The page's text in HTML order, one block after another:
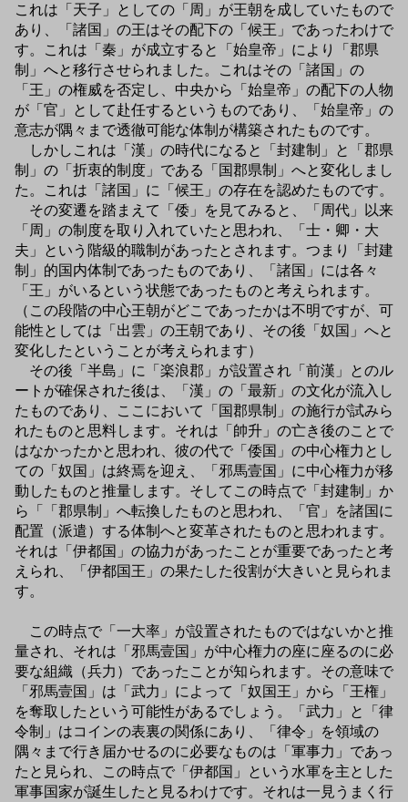
これは「天子」としての「周」が王朝を成していたもので
あり、「諸国」の王はその配下の「候王」であったわけで
す。これは「秦」が成立すると「始皇帝」により「郡県
制」へと移行させられました。これはその「諸国」の
「王」の権威を否定し、中央から「始皇帝」の配下の人物
が「官」として赴任するというものであり、「始皇帝」の
意志が隅々まで透徹可能な体制が構築されたものです。
しかしこれは「漢」の時代になると「封建制」と「郡県
制」の「折衷的制度」である「国郡県制」へと変化しまし
た。これは「諸国」に「候王」の存在を認めたものです。
その変遷を踏まえて「倭」を見てみると、「周代」以来
「周」の制度を取り入れていたと思われ、「士・卿・大
夫」という階級的職制があったとされます。つまり「封建
制」的国内体制であったものであり、「諸国」には各々
「王」がいるという状態であったものと考えられます。
（この段階の中心王朝がどこであったかは不明ですが、可
能性としては「出雲」の王朝であり、その後「奴国」へと
変化したということが考えられます）
その後「半島」に「楽浪郡」が設置され「前漢」とのル
ートが確保された後は、「漢」の「最新」の文化が流入し
たものであり、ここにおいて「国郡県制」の施行が試みら
れたものと思料します。それは「帥升」の亡き後のことで
はなかったかと思われ、彼の代で「倭国」の中心権力とし
ての「奴国」は終焉を迎え、「邪馬壹国」に中心権力が移
動したものと推量します。そしてこの時点で「封建制」か
ら「「郡県制」へ転換したものと思われ、「官」を諸国に
配置（派遣）する体制へと変革されたものと思われます。
それは「伊都国」の協力があったことが重要であったと考
えられ、「伊都国王」の果たした役割が大きいと見られま
す。
この時点で「一大率」が設置されたものではないかと推
量され、それは「邪馬壹国」が中心権力の座に座るのに必
要な組織（兵力）であったことが知られます。その意味で
「邪馬壹国」は「武力」によって「奴国王」から「王権」
を奪取したという可能性があるでしょう。「武力」と「律
令制」はコインの表裏の関係にあり、「律令」を領域の
隅々まで行き届かせるのに必要なものは「軍事力」であっ
たと見られ、この時点で「伊都国」という水軍を主とした
軍事国家が誕生したと見るわけです。それは一見うまく行